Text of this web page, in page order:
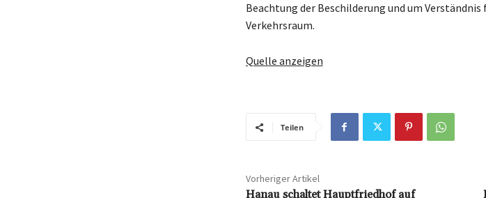
Beachtung der Beschilderung und um
Verkehrsraum.
Quelle anzeigen
Teilen
Vorheriger Artikel
Hanau schaltet Hauptfriedhof auf